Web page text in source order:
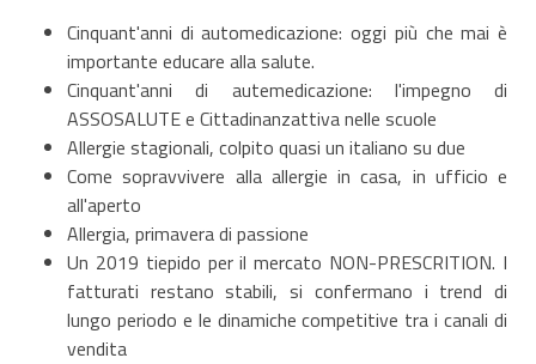
Cinquant'anni di automedicazione: oggi più che mai è
importante educare alla salute.
Cinquant'anni di autemedicazione: l'impegno di
ASSOSALUTE e Cittadinanzattiva nelle scuole
Allergie stagionali, colpito quasi un italiano su due
Come sopravvivere alla allergie in casa, in ufficio e
all'aperto
Allergia, primavera di passione
Un 2019 tiepido per il mercato NON-PRESCRITION. I
fatturati restano stabili, si confermano i trend di
lungo periodo e le dinamiche competitive tra i canali di
vendita